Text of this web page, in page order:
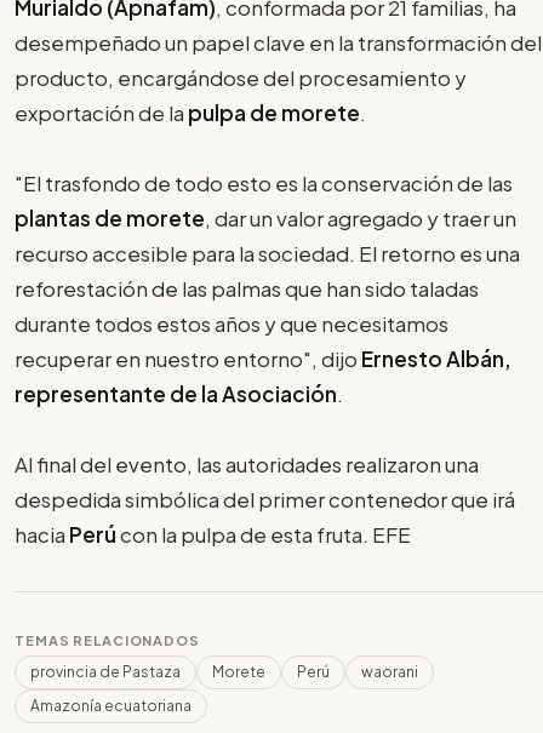
Murialdo (Apnafam), conformada por 21 familias, ha
desempeñado un papel clave en la transformación del
producto, encargándose del procesamiento y
exportación de la pulpa de morete.
"El trasfondo de todo esto es la conservación de las
plantas de morete, dar un valor agregado y traer un
recurso accesible para la sociedad. El retorno es una
reforestación de las palmas que han sido taladas
durante todos estos años y que necesitamos
recuperar en nuestro entorno", dijo Ernesto Albán,
representante de la Asociación.
Al final del evento, las autoridades realizaron una
despedida simbólica del primer contenedor que irá
hacia Perúcon la pulpa de esta fruta. EFE
TEMAS RELACIONADOS
provincia de Pastaza Morete Perú
waorani
Amazonía ecuatoriana